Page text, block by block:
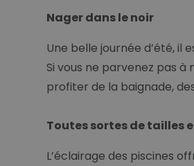
Nager dans le noir
Une belle journée d’été, il
Si vous ne parvenez pas
profiter de la baignade,
Toutes sortes de tailles
L’éclairage des piscines